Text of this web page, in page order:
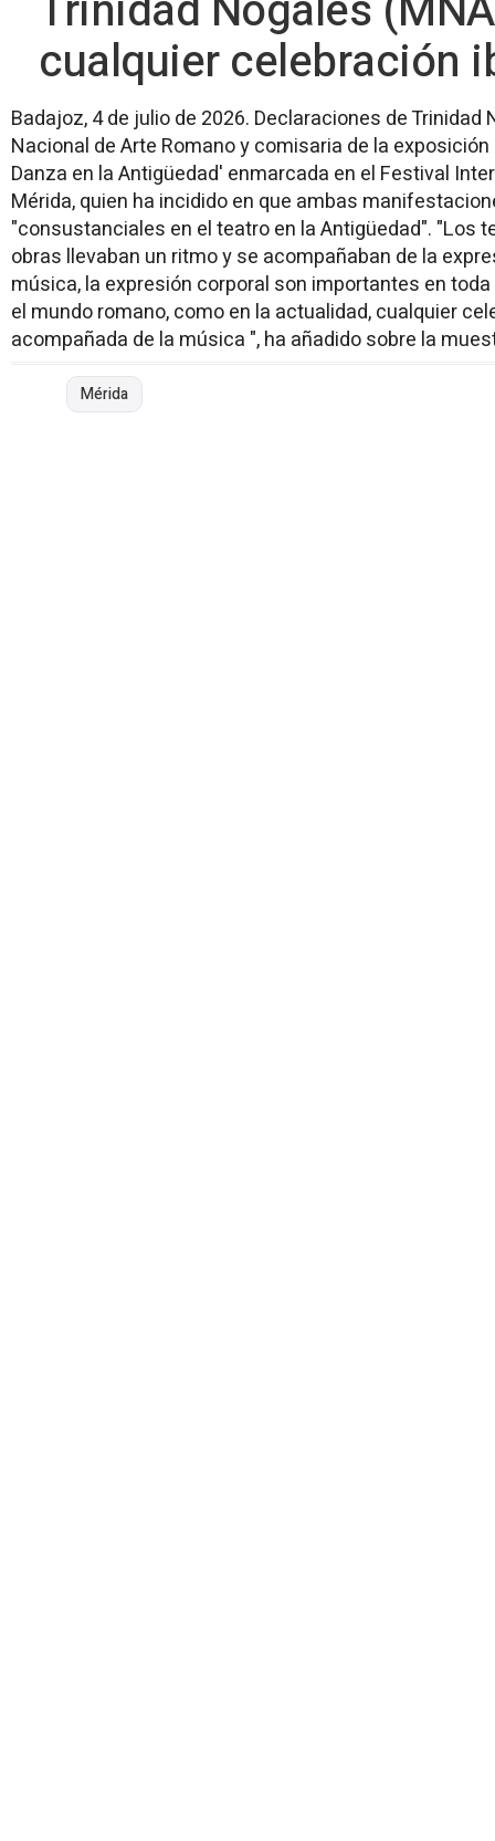
cualquier celebración
Badajoz, 4 de julio de 2026. Declaraciones de
Nacional de Arte Romano y comisaria de la
Danza en la Antigüedad' enmarcada en el Festival
Mérida, quien ha incidido en que ambas
"consustanciales en el teatro en la Antigüedad". "Los
obras llevaban un ritmo y se acompañaban de la
música, la expresión corporal son importantes en
el mundo romano, como en la actualidad, cualquier
acompañada de la música ", ha añadido sobre la
Mérida